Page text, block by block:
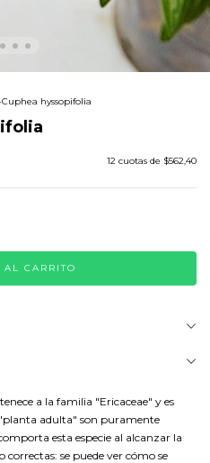
Cuphea hyssopifolia
12 cuotas de $562,40
a la familia "Ericaceae" y es
adulta" son puramente
esta especie al alcanzar la
correctas: se puede ver cómo se